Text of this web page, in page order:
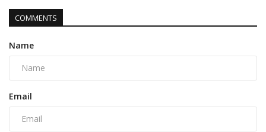
COMMENTS
Name
Email